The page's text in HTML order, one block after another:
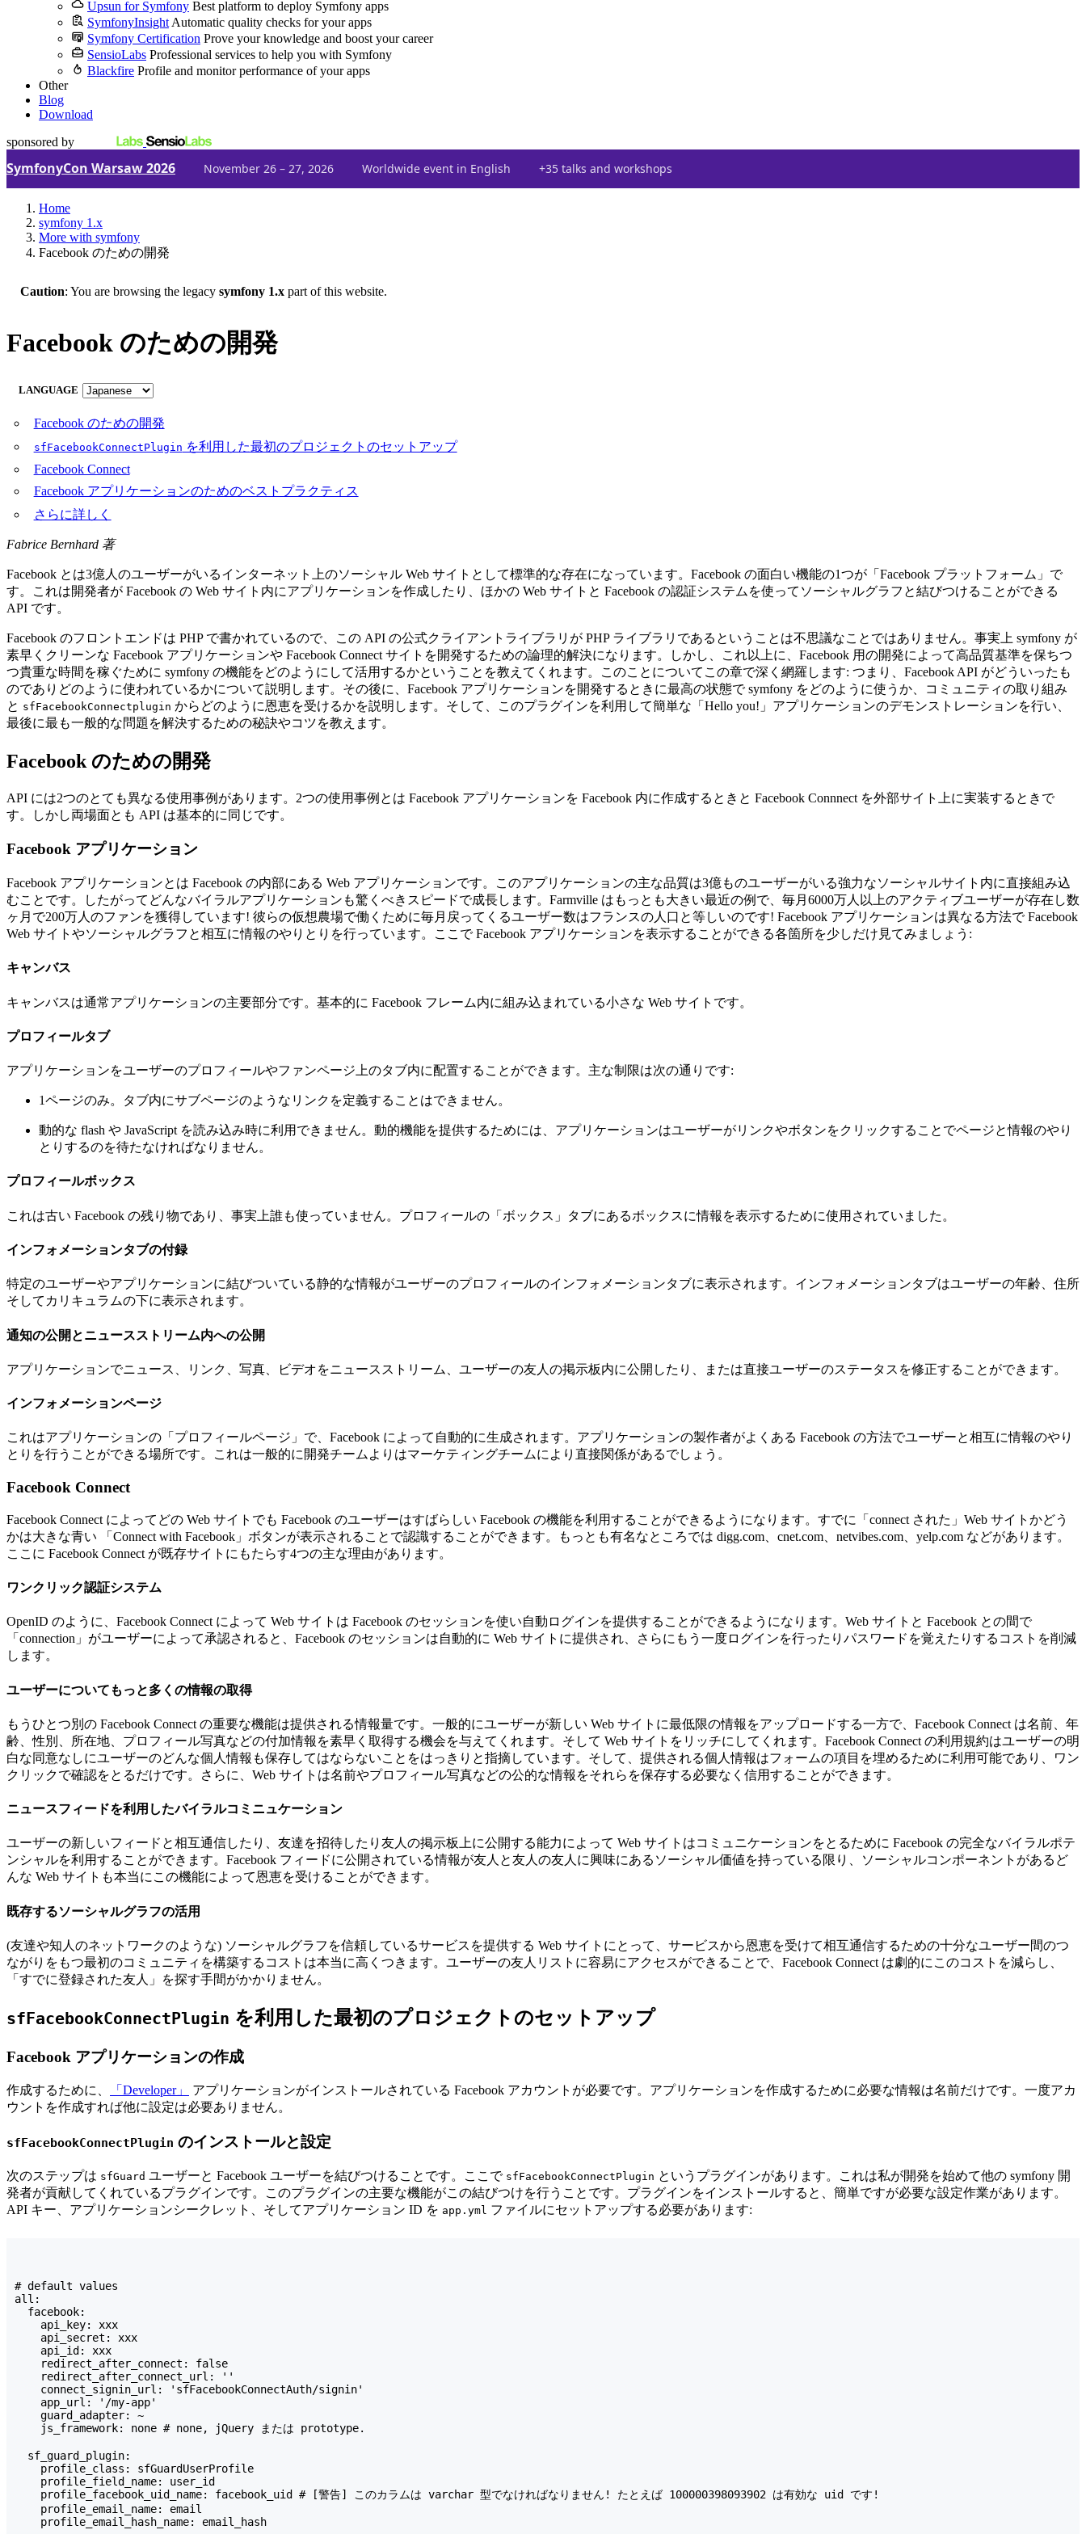
Upsun for Symfony Best platform to deploy Symfony apps
SymfonyInsight Automatic quality checks for your apps
Symfony Certification Prove your knowledge and boost your career
SensioLabs Professional services to help you with Symfony
Blackfire Profile and monitor performance of your apps
Other
Blog
Download
sponsored by
SymfonyCon Warsaw 2026 November 26 – 27, 2026 Worldwide event in English +35 talks and workshops
Home
symfony 1.x
More with symfony
Facebook のための開発
Caution: You are browsing the legacy symfony 1.x part of this website.
Facebook のための開発
LANGUAGE
Facebook のための開発
sfFacebookConnectPlugin を利用した最初のプロジェクトのセットアップ
Facebook Connect
Facebook アプリケーションのためのベストプラクティス
さらに詳しく
Fabrice Bernhard 著
Facebook とは3億人のユーザーがいるインターネット上のソーシャル Web サイトとして標準的な存在になっています。Facebook の面白い機能の1つが「Facebook プラットフォーム」で
す。これは開発者が Facebook の Web サイト内にアプリケーションを作成したり、ほかの Web サイトと Facebook の認証システムを使ってソーシャルグラフと結びつけることができる
API です。
Facebook のフロントエンドは PHP で書かれているので、この API の公式クライアントライブラリが PHP ライブラリであるということは不思議なことではありません。事実上 symfony が
素早くクリーンな Facebook アプリケーションや Facebook Connect サイトを開発するための論理的解決になります。しかし、これ以上に、Facebook 用の開発によって高品質基準を保ちつ
つ貴重な時間を稼ぐために symfony の機能をどのようにして活用するかということを教えてくれます。このことについてこの章で深く網羅します: つまり、Facebook API がどういったも
のでありどのように使われているかについて説明します。その後に、Facebook アプリケーションを開発するときに最高の状態で symfony をどのように使うか、コミュニティの取り組み
と sfFacebookConnectplugin からどのように恩恵を受けるかを説明します。そして、このプラグインを利用して簡単な「Hello you!」アプリケーションのデモンストレーションを行い、
最後に最も一般的な問題を解決するための秘訣やコツを教えます。
Facebook のための開発
API には2つのとても異なる使用事例があります。2つの使用事例とは Facebook アプリケーションを Facebook 内に作成するときと Facebook Connnect を外部サイト上に実装するときで
す。しかし両場面とも API は基本的に同じです。
Facebook アプリケーション
Facebook アプリケーションとは Facebook の内部にある Web アプリケーションです。このアプリケーションの主な品質は3億ものユーザーがいる強力なソーシャルサイト内に直接組み込
むことです。したがってどんなバイラルアプリケーションも驚くべきスピードで成長します。Farmville はもっとも大きい最近の例で、毎月6000万人以上のアクティブユーザーが存在し数
ヶ月で200万人のファンを獲得しています! 彼らの仮想農場で働くために毎月戻ってくるユーザー数はフランスの人口と等しいのです! Facebook アプリケーションは異なる方法で Facebook
Web サイトやソーシャルグラフと相互に情報のやりとりを行っています。ここで Facebook アプリケーションを表示することができる各箇所を少しだけ見てみましょう:
キャンバス
キャンバスは通常アプリケーションの主要部分です。基本的に Facebook フレーム内に組み込まれている小さな Web サイトです。
プロフィールタブ
アプリケーションをユーザーのプロフィールやファンページ上のタブ内に配置することができます。主な制限は次の通りです:
1ページのみ。タブ内にサブページのようなリンクを定義することはできません。
動的な flash や JavaScript を読み込み時に利用できません。動的機能を提供するためには、アプリケーションはユーザーがリンクやボタンをクリックすることでページと情報のやり
とりするのを待たなければなりません。
プロフィールボックス
これは古い Facebook の残り物であり、事実上誰も使っていません。プロフィールの「ボックス」タブにあるボックスに情報を表示するために使用されていました。
インフォメーションタブの付録
特定のユーザーやアプリケーションに結びついている静的な情報がユーザーのプロフィールのインフォメーションタブに表示されます。インフォメーションタブはユーザーの年齢、住所
そしてカリキュラムの下に表示されます。
通知の公開とニュースストリーム内への公開
アプリケーションでニュース、リンク、写真、ビデオをニュースストリーム、ユーザーの友人の掲示板内に公開したり、または直接ユーザーのステータスを修正することができます。
インフォメーションページ
これはアプリケーションの「プロフィールページ」で、Facebook によって自動的に生成されます。アプリケーションの製作者がよくある Facebook の方法でユーザーと相互に情報のやり
とりを行うことができる場所です。これは一般的に開発チームよりはマーケティングチームにより直接関係があるでしょう。
Facebook Connect
Facebook Connect によってどの Web サイトでも Facebook のユーザーはすばらしい Facebook の機能を利用することができるようになります。すでに「connect された」Web サイトかどう
かは大きな青い 「Connect with Facebook」ボタンが表示されることで認識することができます。もっとも有名なところでは digg.com、cnet.com、netvibes.com、yelp.com などがあります。
ここに Facebook Connect が既存サイトにもたらす4つの主な理由があります。
ワンクリック認証システム
OpenID のように、Facebook Connect によって Web サイトは Facebook のセッションを使い自動ログインを提供することができるようになります。Web サイトと Facebook との間で
「connection」がユーザーによって承認されると、Facebook のセッションは自動的に Web サイトに提供され、さらにもう一度ログインを行ったりパスワードを覚えたりするコストを削減
します。
ユーザーについてもっと多くの情報の取得
もうひとつ別の Facebook Connect の重要な機能は提供される情報量です。一般的にユーザーが新しい Web サイトに最低限の情報をアップロードする一方で、Facebook Connect は名前、年
齢、性別、所在地、プロフィール写真などの付加情報を素早く取得する機会を与えてくれます。そして Web サイトをリッチにしてくれます。Facebook Connect の利用規約はユーザーの明
白な同意なしにユーザーのどんな個人情報も保存してはならないことをはっきりと指摘しています。そして、提供される個人情報はフォームの項目を埋めるために利用可能であり、ワン
クリックで確認をとるだけです。さらに、Web サイトは名前やプロフィール写真などの公的な情報をそれらを保存する必要なく信用することができます。
ニュースフィードを利用したバイラルコミニュケーション
ユーザーの新しいフィードと相互通信したり、友達を招待したり友人の掲示板上に公開する能力によって Web サイトはコミュニケーションをとるために Facebook の完全なバイラルポテ
ンシャルを利用することができます。Facebook フィードに公開されている情報が友人と友人の友人に興味にあるソーシャル価値を持っている限り、ソーシャルコンポーネントがあるど
んな Web サイトも本当にこの機能によって恩恵を受けることができます。
既存するソーシャルグラフの活用
(友達や知人のネットワークのような) ソーシャルグラフを信頼しているサービスを提供する Web サイトにとって、サービスから恩恵を受けて相互通信するための十分なユーザー間のつ
ながりをもつ最初のコミュニティを構築するコストは本当に高くつきます。ユーザーの友人リストに容易にアクセスができることで、Facebook Connect は劇的にこのコストを減らし、
「すでに登録された友人」を探す手間がかかりません。
sfFacebookConnectPlugin を利用した最初のプロジェクトのセットアップ
Facebook アプリケーションの作成
作成するために、 「Developer」
アプリケーションがインストールされている Facebook アカウントが必要です。アプリケーションを作成するために必要な情報は名前だけです。一度アカ
ウントを作成すれば他に設定は必要ありません。
sfFacebookConnectPlugin のインストールと設定
次のステップは sfGuard ユーザーと Facebook ユーザーを結びつけることです。ここで sfFacebookConnectPlugin というプラグインがあります。これは私が開発を始めて他の symfony 開
発者が貢献してくれているプラグインです。このプラグインの主要な機能がこの結びつけを行うことです。プラグインをインストールすると、簡単ですが必要な設定作業があります。
API キー、アプリケーションシークレット、そしてアプリケーション ID を app.yml ファイルにセットアップする必要があります:
# default values
all:
  facebook:
    api_key: xxx
    api_secret: xxx
    api_id: xxx
    redirect_after_connect: false
    redirect_after_connect_url: ''
    connect_signin_url: 'sfFacebookConnectAuth/signin'
    app_url: '/my-app'
    guard_adapter: ~
    js_framework: none # none, jQuery または prototype.
  sf_guard_plugin:
    profile_class: sfGuardUserProfile
    profile_field_name: user_id
    profile_facebook_uid_name: facebook_uid # [警告] このカラムは varchar 型でなければなりません! たとえば 100000398093902 は有効な uid です!
    profile_email_name: email
    profile_email_hash_name: email_hash